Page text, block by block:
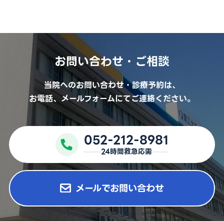
052-212-8981
24時間救急応需
For International Patients
052-212-8981
※診療科によって曜日や時間が異なる場合がございます
お問い合わせ・ご相談
当院へのお問い合わせ・診療予約は、
お電話、メールフォームにてご連絡ください。
052-212-8981
24時間救急応需
メールでお問い合わせ